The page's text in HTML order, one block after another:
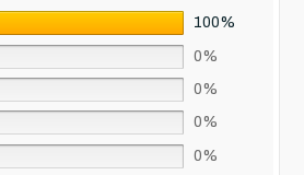
100%
0%
0%
0%
0%